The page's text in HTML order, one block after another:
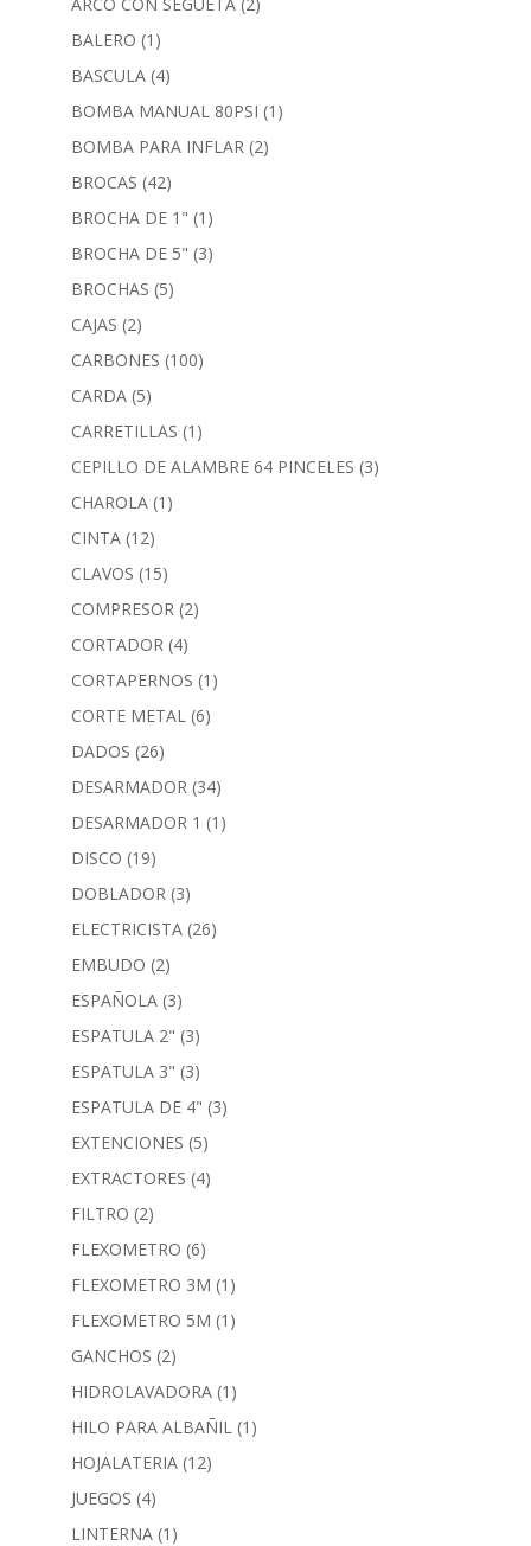
BALERO (1)
BASCULA (4)
BOMBA MANUAL 80PSI (1)
BOMBA PARA INFLAR (2)
BROCAS (42)
BROCHA DE 1" (1)
BROCHA DE 5" (3)
BROCHAS (5)
CAJAS (2)
CARBONES (100)
CARDA (5)
CARRETILLAS (1)
CEPILLO DE ALAMBRE 64 PINCELES (3)
CHAROLA (1)
CINTA (12)
CLAVOS (15)
COMPRESOR (2)
CORTADOR (4)
CORTAPERNOS (1)
CORTE METAL (6)
DADOS (26)
DESARMADOR (34)
DESARMADOR 1 (1)
DISCO (19)
DOBLADOR (3)
ELECTRICISTA (26)
EMBUDO (2)
ESPAÑOLA (3)
ESPATULA 2" (3)
ESPATULA 3" (3)
ESPATULA DE 4" (3)
EXTENCIONES (5)
EXTRACTORES (4)
FILTRO (2)
FLEXOMETRO (6)
FLEXOMETRO 3M (1)
FLEXOMETRO 5M (1)
GANCHOS (2)
HIDROLAVADORA (1)
HILO PARA ALBAÑIL (1)
HOJALATERIA (12)
JUEGOS (4)
LINTERNA (1)